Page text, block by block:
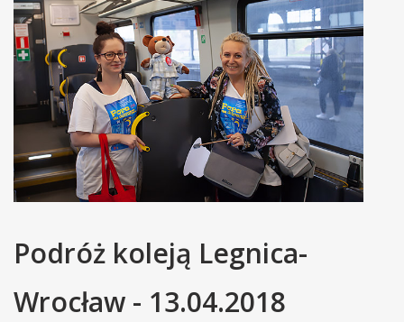
Podróż koleją Legnica-
Wrocław - 13.04.2018